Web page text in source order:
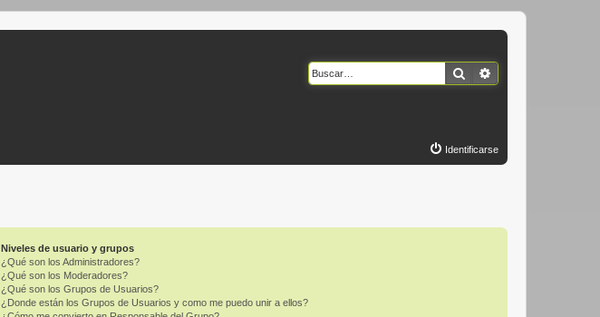
Buscar
Identificarse
Niveles de usuario y grupos
¿Qué son los Administradores?
¿Qué son los Moderadores?
¿Qué son los Grupos de Usuarios?
¿Donde están los Grupos de Usuarios y como me puedo unir a ellos?